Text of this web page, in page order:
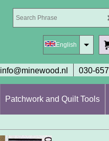
English
info@minewood.nl 030-
Patchwork and Quilt Tools